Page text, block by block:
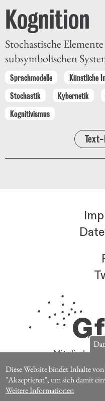
Kognition
Stochastische
subsymbolischen
Sprachmodelle Künstliche
Stochastik
Kybernetik
Kognitivismus
Text-
Mitglieder
Medienwissenschaft
Diese Website bindet Inhalte
"Akzeptieren", um sich damit
Weitere Informationen